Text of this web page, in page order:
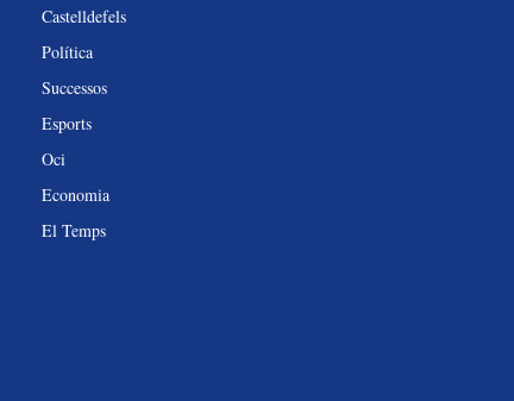
Castelldefels
Política
Successos
Esports
Oci
Economia
El Temps